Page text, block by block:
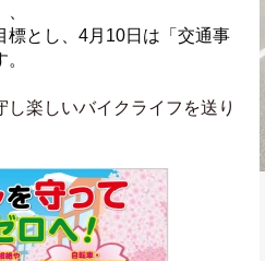
標とし、4月10日は「交通事
楽しいバイクライフを送り